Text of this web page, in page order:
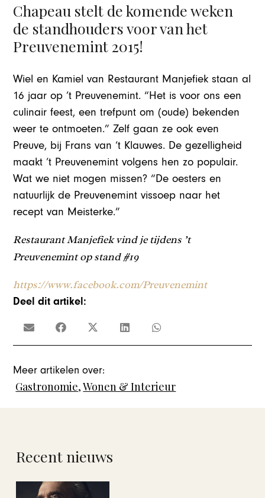
Chapeau stelt de komende weken
de standhouders voor van het
Preuvenemint 2015!
Wiel en Kamiel van Restaurant Manjefiek staan al
16 jaar op ’t Preuvenemint. “Het is voor ons een
culinair feest, een trefpunt om (oude) bekenden
weer te ontmoeten.” Zelf gaan ze ook even
Preuve, bij Frans van ‘t Klauwes. De gezelligheid
maakt ’t Preuvenemint volgens hen zo populair.
Wat we niet mogen missen? “De oesters en
natuurlijk de Preuvenemint vissoep naar het
recept van Meisterke.”
Restaurant Manjefiek vind je tijdens ’t
Preuvenemint op stand #19
https://www.facebook.com/Preuvenemint
Deel dit artikel:
Meer artikelen over:
Gastronomie,Wonen & Interieur
Recent nieuws